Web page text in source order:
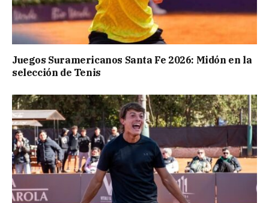
Juegos Suramericanos Santa Fe 2026: Midón en la
selección de Tenis